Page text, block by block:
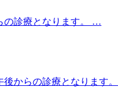
の診療となります。 …
からの診療となります。